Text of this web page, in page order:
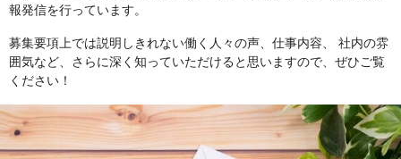
報発信を行っています。
募集要項上では説明しきれない働く人々の声、仕事内容、 社内の雰
囲気など、さらに深く知っていただけると思いますので、ぜひご覧
ください！